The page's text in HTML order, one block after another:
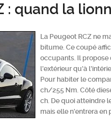
: quand la
La Peugeot RCZ ne
bitume. Ce coupé
occupants. Il propose
l'extérieur qu'à
Pour habiter le
ch/255 Nm. Côté
ch. De quoi atteindre
mais elle n'entrera en